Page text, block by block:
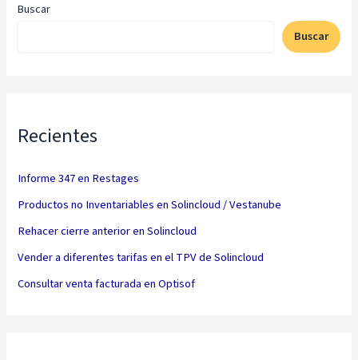
Buscar
Buscar
Recientes
Informe 347 en Restages
Productos no Inventariables en Solincloud / Vestanube
Rehacer cierre anterior en Solincloud
Vender a diferentes tarifas en el TPV de Solincloud
Consultar venta facturada en Optisof